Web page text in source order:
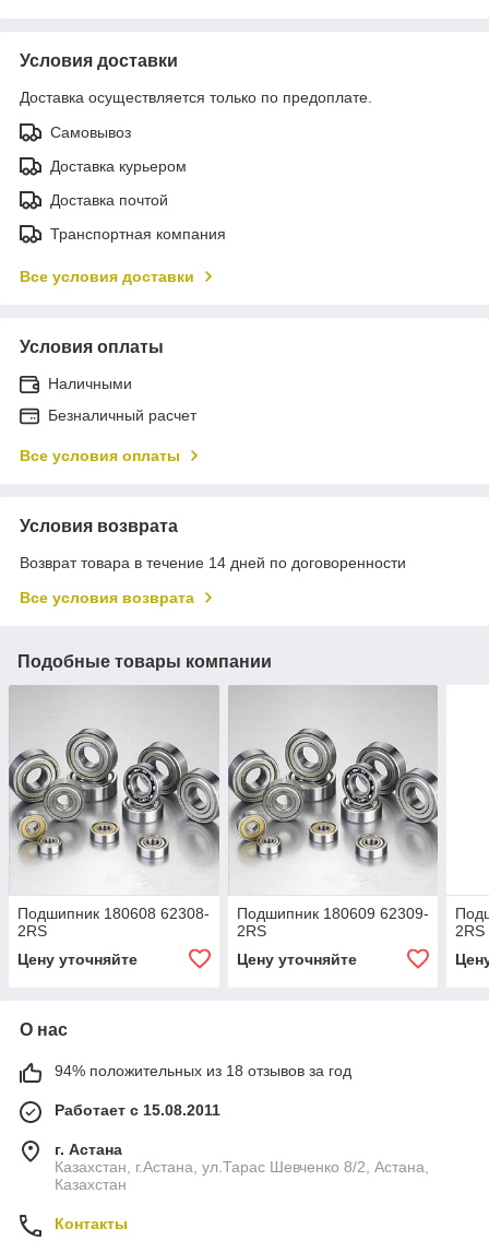
Условия доставки
Доставка осуществляется только по предоплате.
Самовывоз
Доставка курьером
Доставка почтой
Транспортная компания
Все условия доставки
Условия оплаты
Наличными
Безналичный расчет
Все условия оплаты
Условия возврата
Возврат товара в течение 14 дней по договоренности
Все условия возврата
Подобные товары компании
Подшипник 180608 62308-
2RS
Цену уточняйте
Подшипник 180609 62309-
2RS
Цену уточняйте
2RS
О нас
94% положительных из 18 отзывов за год
Работает с 15.08.2011
г. Астана
Казахстан, г.Астана, ул.Тарас Шевченко 8/2, Астана,
Казахстан
Контакты